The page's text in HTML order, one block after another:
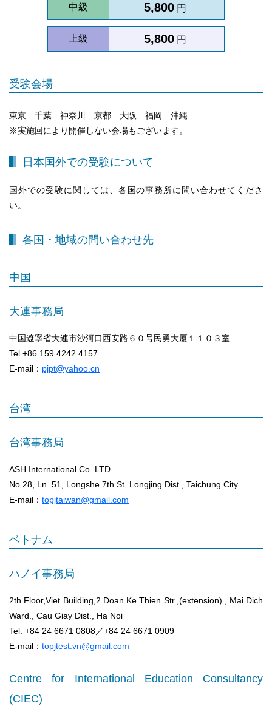
中級 5,800 円
上級 5,800 円
受験会場
東京 千葉 神奈川 京都 大阪 福岡 沖縄
※実施回により開催しない会場もございます。
日本国外での受験について
国外での受験に関しては、各国の事務所に問い合わせてくださ
い。
各国・地域の問い合わせ先
中国
大連事務局
中国遼寧省大連市沙河口西安路６０号民勇大厦１１０３室
Tel +86 159 4242 4157
E-mail： pjpt@yahoo.cn
台湾
台湾事務局
ASH International Co. LTD
No.28, Ln. 51, Longshe 7th St. Longjing Dist., Taichung City
E-mail： topjtaiwan@gmail.com
ベトナム
ハノイ事務局
2th Floor,Viet Building,2 Doan Ke Thien Str.,(extension)., Mai Dich
Ward., Cau Giay Dist., Ha Noi
Tel: +84 24 6671 0808／+84 24 6671 0909
E-mail： topjtest.vn@gmail.com
Centre for International Education Consultancy
(CIEC)